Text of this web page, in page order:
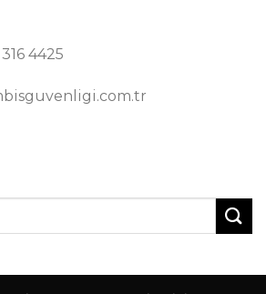
4425